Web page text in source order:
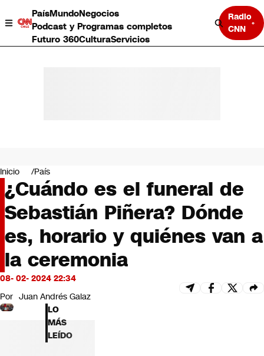
PaísMundoNegocios
Podcast y Programas completos
Futuro 360CulturaServicios
Radio
CNN
Negocios
Deportes
Programas completos
Cultura
Servicios
Bits
CNN Data
CNN tiempo
Futuro 360
Inicio País
¿Cuándo es el funeral de
Sebastián Piñera? Dónde
es, horario y quiénes van a
la ceremonia
08- 02- 2024 22:34
Por Juan Andrés Galaz
LO
MÁS
LEÍDO